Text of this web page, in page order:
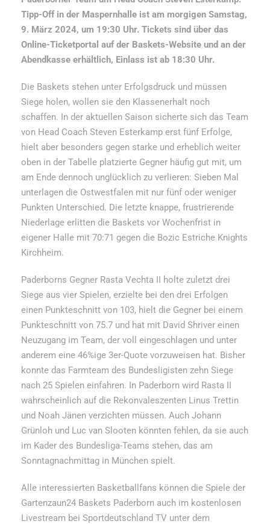
Tipp-Off in der Maspernhalle ist am morgigen Samstag,
9. März 2024, um 19:30 Uhr. Tickets sind über das
Online-Ticketportal auf der Baskets-Website und an der
Abendkasse erhältlich, Einlass ist ab 18:30 Uhr.
Die Baskets stehen unter Erfolgsdruck und müssen
Siege holen, wollen sie den Klassenerhalt noch
schaffen. In der aktuellen Saison sicherte sich das Team
von Head Coach Steven Esterkamp erst fünf Erfolge,
hielt aber besonders gegen starke und erheblich weiter
oben in der Tabelle platzierte Gegner häufig gut mit, um
am Ende dennoch unglücklich zu verlieren: Sieben Mal
unterlagen die Ostwestfalen mit nur fünf oder weniger
Punkten Unterschied. Die letzte knappe, frustrierende
Niederlage erlitten die Baskets vor Wochenfrist in
eigener Halle mit 70:71 gegen die Bozic Estriche Knights
Kirchheim.
Paderborns Gegner Rasta Vechta II holte zuletzt drei
Siege aus vier Spielen, erzielte bei den drei Erfolgen
einen Punkteschnitt von 103, hielt die Gegner bei einem
Punkteschnitt von 75.7 und hat mit David Shriver einen
Neuzugang im Team, der voll eingeschlagen und unter
anderem eine 46%ige 3er-Quote vorzuweisen hat. Bisher
konnte das Farmteam des Bundesligisten zehn Siege
nach 25 Spielen einfahren. In Paderborn wird Rasta II
wahrscheinlich auf die Rekonvaleszenten Linus Trettin
und Noah Jänen verzichten müssen. Auch Johann
Grünloh und Luc van Slooten könnten fehlen, da sie auch
im Kader des Bundesliga-Teams stehen, das am
Sonntagnachmittag in München spielt.
Alle interessierten Basketballfans können die Spiele der
Gartenzaun24 Baskets Paderborn auch im kostenlosen
Livestream bei Sportdeutschland TV unter dem